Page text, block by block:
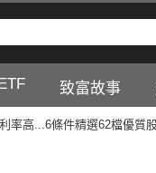
致富故事
率高...6條件精選62檔優質